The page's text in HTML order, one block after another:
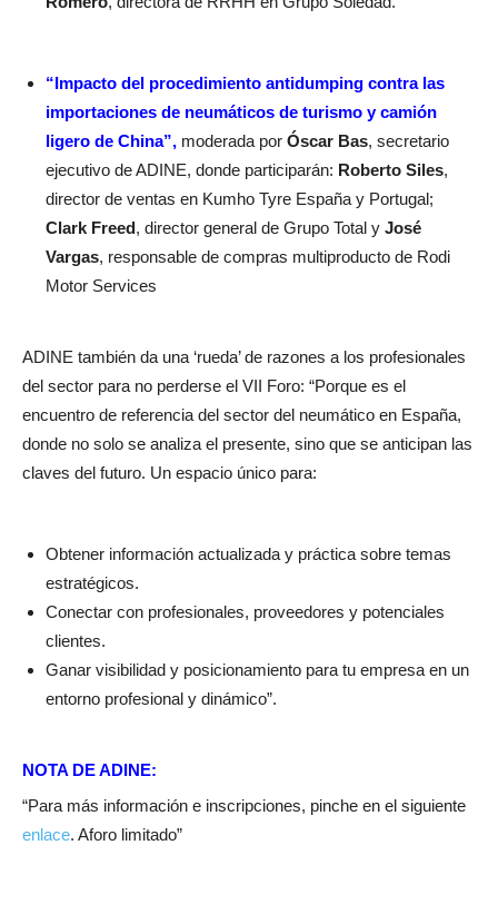
“Impacto del procedimiento antidumping contra las
importaciones de neumáticos de turismo y camión
ligero de China”, moderada por Óscar Bas, secretario
ejecutivo de ADINE, donde participarán: Roberto Siles,
director de ventas en Kumho Tyre España y Portugal;
Clark Freed, director general de Grupo Total y José
Vargas, responsable de compras multiproducto de Rodi
Motor Services
ADINE también da una ‘rueda’ de razones a los profesionales
del sector para no perderse el VII Foro: “Porque es el
encuentro de referencia del sector del neumático en España,
donde no solo se analiza el presente, sino que se anticipan las
claves del futuro. Un espacio único para:
Obtener información actualizada y práctica sobre temas
estratégicos.
Conectar con profesionales, proveedores y potenciales
clientes.
Ganar visibilidad y posicionamiento para tu empresa en un
entorno profesional y dinámico”.
NOTA DE ADINE:
“Para más información e inscripciones, pinche en el siguiente
enlace. Aforo limitado”